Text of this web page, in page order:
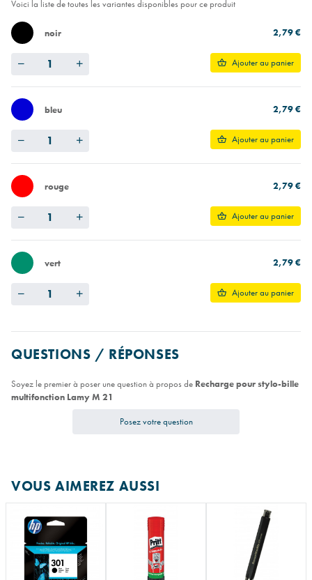
Voici la liste de toutes les variantes disponibles pour ce produit
noir 2,79 €
Ajouter au panier
bleu 2,79 €
Ajouter au panier
rouge 2,79 €
Ajouter au panier
vert 2,79 €
Ajouter au panier
QUESTIONS / RÉPONSES
Soyez le premier à poser une question à propos de Recharge pour stylo-bille
multifonction Lamy M 21
Posez votre question
VOUS AIMEREZ AUSSI